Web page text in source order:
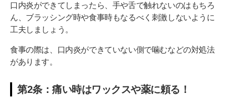
口内炎ができてしまったら、手や舌で触れないのはもちろ
ん、ブラッシング時や食事時もなるべく刺激しないように
工夫しましょう。
食事の際は、口内炎ができていない側で噛むなどの対処法
があります。
第2条：痛い時はワックスや薬に頼る！